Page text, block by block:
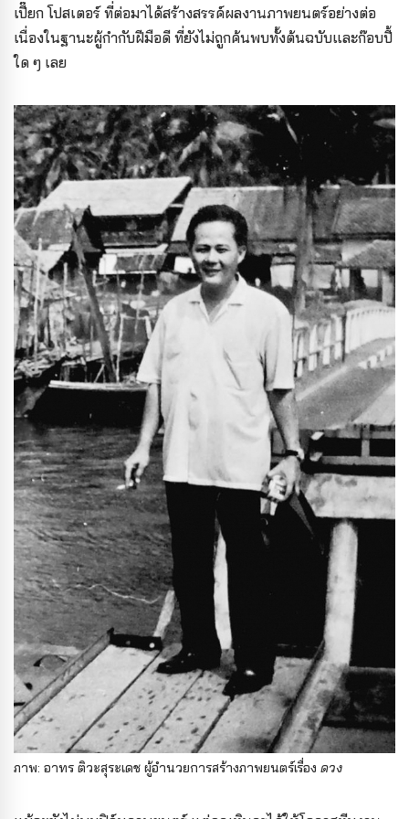
เปี๊ยก โปสเตอร์ ที่ต่อมาได้สร้างสรรค์ผลงานภาพยนตร์อย่างต่อ
เนื่องในฐานะผู้กำกับฝีมือดี ที่ยังไม่ถูกค้นพบทั้งต้นฉบับและก๊อบปี้
ใด ๆ เลย
ภาพ: อาทร ติวะสุระเดช ผู้อำนวยการสร้างภาพยนตร์เรื่อง ดวง